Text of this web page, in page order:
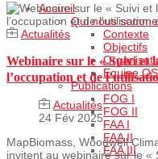
Accueil
Qui nous
Contexte
Objectifs
Equipe
Publications
FOG I
FOG II
FAA I
FAA II
FAA III
Actualités
Webinaire sur le « Suivi et
l’occupation et de
Actualités
24 Fév 2025
MapBiomass, Woodwell
invitent au webinaire sur le «